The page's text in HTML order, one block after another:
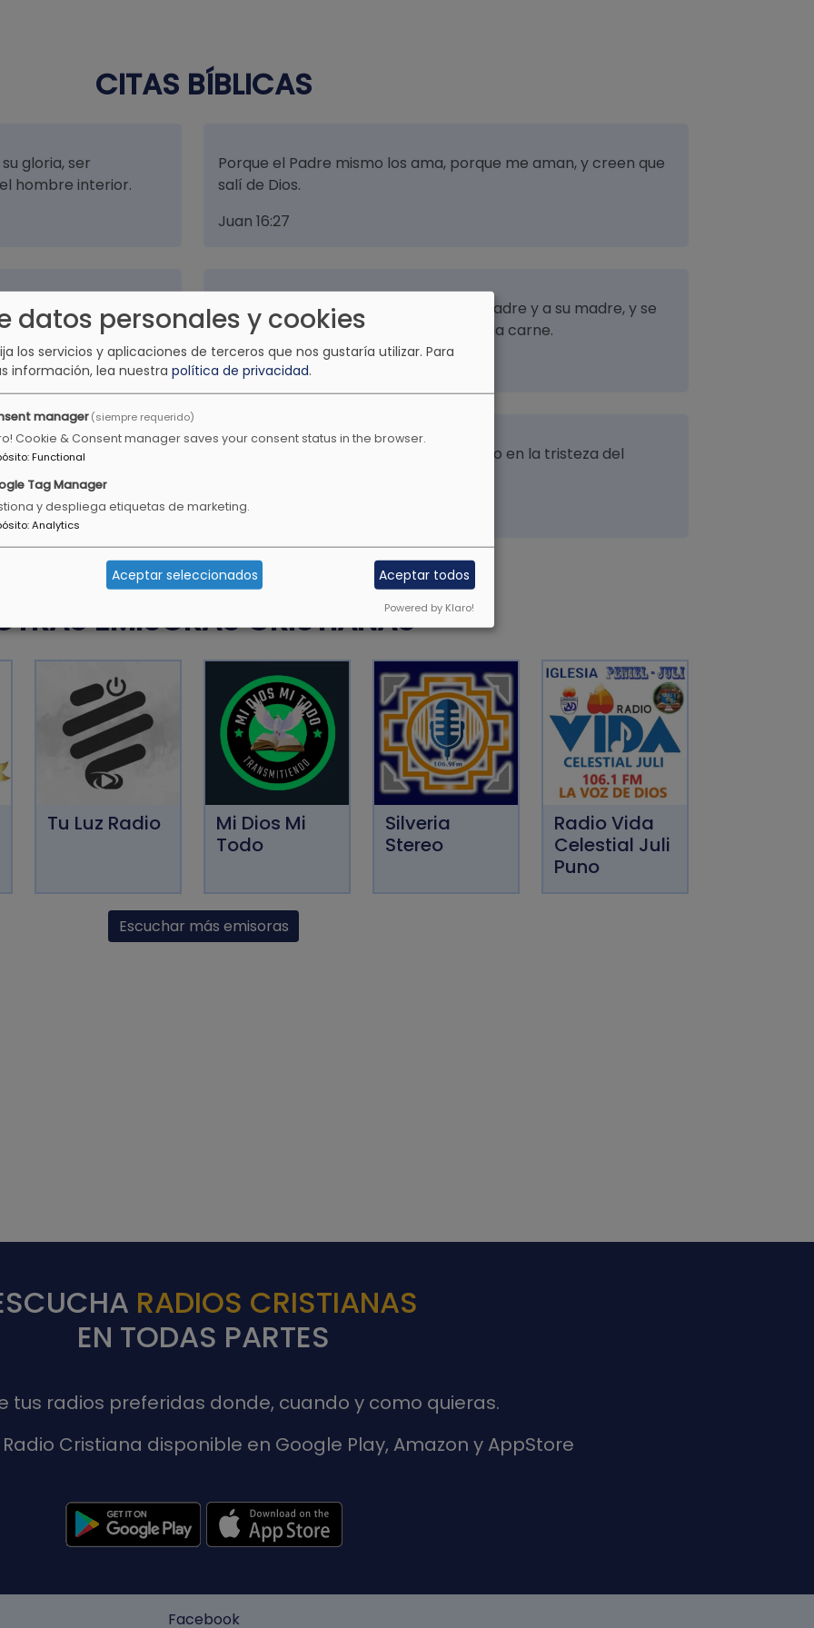
CITAS BÍBLICAS
gloria, ser
hombre interior.
Porque el Padre mismo los ama, porque me aman, y creen que
salí de Dios.
Juan 16:27
con júbilo todos
Y dijo, por esto dejará el hombre a su padre y a su madre, y se
unirá a su mujer; y los dos serán una sola carne.
Mateo 19:5
la esperanza de la
El corazón gozoso alegra el rostro, pero en la tristeza del
Proverbios 15:13
EMISORAS CRISTIANAS
Tu Luz Radio
Mi Dios Mi
Todo
Silveria
Stereo
Radio Vida
Celestial Juli
Puno
Escuchar más emisoras
RADIOS CRISTIANAS
EN TODAS PARTES
tus radios preferidas donde, cuando y como quieras.
Cristiana disponible en Google Play, Amazon y AppStore
Facebook
datos personales y cookies
los servicios y aplicaciones de terceros que nos gustaría utilizar. Para
información, lea nuestra política de privacidad.
manager(siempre requerido)
Cookie & Consent manager saves your consent status in the browser.
:Functional
Tag Manager
y despliega etiquetas de marketing.
:Analytics
Aceptar seleccionados Aceptar todos
Powered by Klaro!